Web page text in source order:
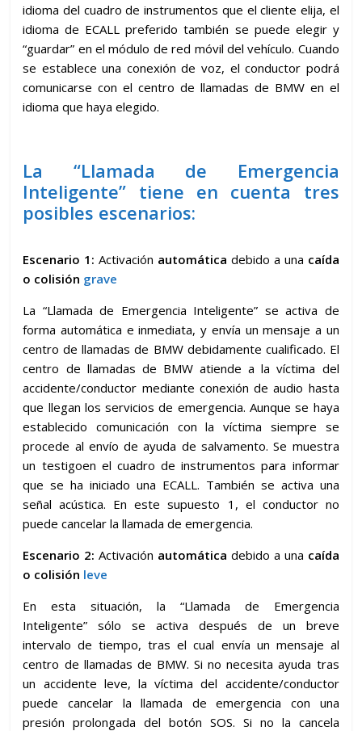
idioma del cuadro de instrumentos que el cliente elija, el
idioma de ECALL preferido también se puede elegir y
“guardar” en el módulo de red móvil del vehículo. Cuando
se establece una conexión de voz, el conductor podrá
comunicarse con el centro de llamadas de BMW en el
idioma que haya elegido.
La “Llamada de Emergencia
Inteligente” tiene en cuenta tres
posibles escenarios:
Escenario 1:Activación automática debido a una caída
o colisión grave
La “Llamada de Emergencia Inteligente” se activa de
forma automática e inmediata, y envía un mensaje a un
centro de llamadas de BMW debidamente cualificado. El
centro de llamadas de BMW atiende a la víctima del
accidente/conductor mediante conexión de audio hasta
que llegan los servicios de emergencia. Aunque se haya
establecido comunicación con la víctima siempre se
procede al envío de ayuda de salvamento. Se muestra
un testigoen el cuadro de instrumentos para informar
que se ha iniciado una ECALL. También se activa una
señal acústica. En este supuesto 1, el conductor no
puede cancelar la llamada de emergencia.
Escenario 2:Activación automática debido a una caída
o colisión leve
En esta situación, la “Llamada de Emergencia
Inteligente” sólo se activa después de un breve
intervalo de tiempo, tras el cual envía un mensaje al
centro de llamadas de BMW. Si no necesita ayuda tras
un accidente leve, la víctima del accidente/conductor
puede cancelar la llamada de emergencia con una
presión prolongada del botón SOS. Si no la cancela